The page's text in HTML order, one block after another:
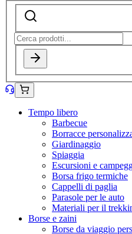
Tempo libero
Barbecue
Borracce
Giardinaggio
Spiaggia
Escursioni e
Borsa frigo termiche
Cappelli di paglia
Parasole per le auto
Materiali per il
Borse e zaini
Borse da viaggio